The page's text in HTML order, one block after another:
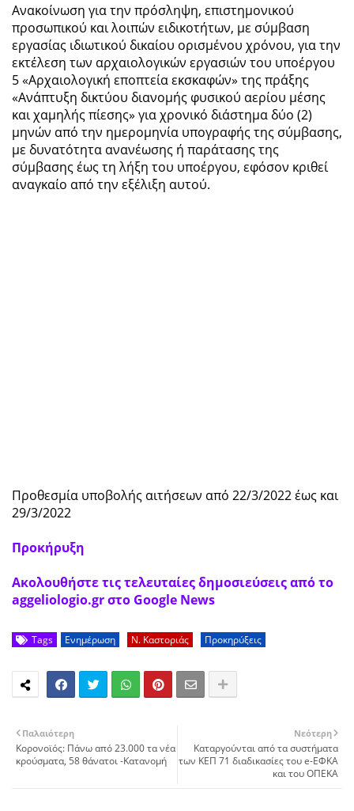
Ανακοίνωση για την πρόσληψη, επιστημονικού
προσωπικού και λοιπών ειδικοτήτων, με σύμβαση
εργασίας ιδιωτικού δικαίου ορισμένου χρόνου, για την
εκτέλεση των αρχαιολογικών εργασιών του υποέργου
5 «Αρχαιολογική εποπτεία εκσκαφών» της πράξης
«Ανάπτυξη δικτύου διανομής φυσικού αερίου μέσης
και χαμηλής πίεσης» για χρονικό διάστημα δύο (2)
μηνών από την ημερομηνία υπογραφής της σύμβασης,
με δυνατότητα ανανέωσης ή παράτασης της
σύμβασης έως τη λήξη του υποέργου, εφόσον κριθεί
αναγκαίο από την εξέλιξη αυτού.
Προθεσμία υποβολής αιτήσεων από 22/3/2022 έως και
29/3/2022
Προκήρυξη
Ακολουθήστε τις τελευταίες δημοσιεύσεις από το
aggeliologio.gr στο Google News
Tags Ενημέρωση Ν. Καστοριάς Προκηρύξεις
Νεότερη
Καταργούνται από τα συστήματα
των ΚΕΠ 71 διαδικασίες του e-ΕΦΚΑ
και του ΟΠΕΚΑ
Παλαιότερη
Κορονοϊός: Πάνω από 23.000 τα νέα
κρούσματα, 58 θάνατοι -Κατανομή